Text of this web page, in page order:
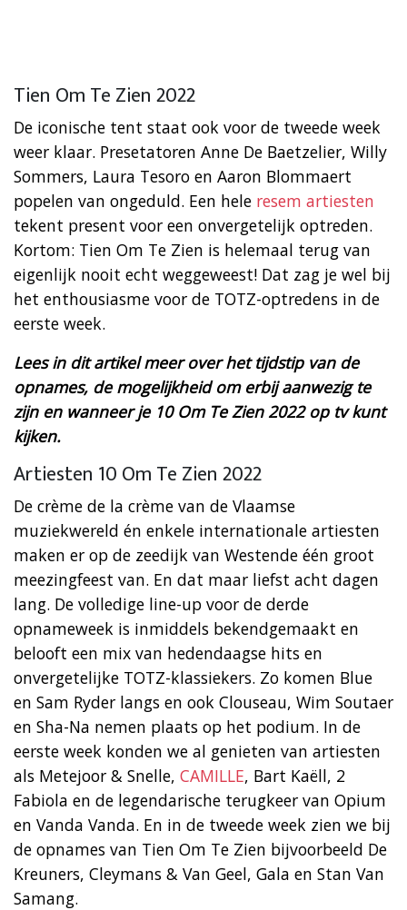
Tien Om Te Zien 2022
De iconische tent staat ook voor de tweede week
weer klaar. Presetatoren Anne De Baetzelier, Willy
Sommers, Laura Tesoro en Aaron Blommaert
popelen van ongeduld. Een hele resem artiesten
tekent present voor een onvergetelijk optreden.
Kortom: Tien Om Te Zien is helemaal terug van
eigenlijk nooit echt weggeweest! Dat zag je wel bij
het enthousiasme voor de TOTZ-optredens in de
eerste week.
Lees in dit artikel meer over het tijdstip van de
opnames, de mogelijkheid om erbij aanwezig te
zijn en wanneer je 10 Om Te Zien 2022 op tv kunt
kijken.
Artiesten 10 Om Te Zien 2022
De crème de la crème van de Vlaamse
muziekwereld én enkele internationale artiesten
maken er op de zeedijk van Westende één groot
meezingfeest van. En dat maar liefst acht dagen
lang. De volledige line-up voor de derde
opnameweek is inmiddels bekendgemaakt en
belooft een mix van hedendaagse hits en
onvergetelijke TOTZ-klassiekers. Zo komen Blue
en Sam Ryder langs en ook Clouseau, Wim Soutaer
en Sha-Na nemen plaats op het podium. In de
eerste week konden we al genieten van artiesten
als Metejoor & Snelle, CAMILLE, Bart Kaëll, 2
Fabiola en de legendarische terugkeer van Opium
en Vanda Vanda. En in de tweede week zien we bij
de opnames van Tien Om Te Zien bijvoorbeeld De
Kreuners, Cleymans & Van Geel, Gala en Stan Van
Samang.